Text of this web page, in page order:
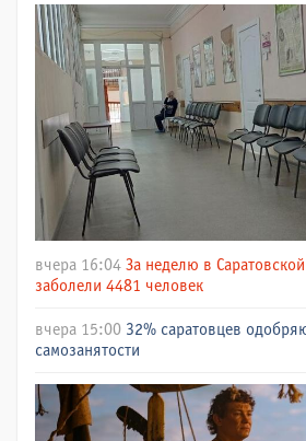
вчера 16:04 За неделю в
заболели 4481 человек
вчера 15:00 32% саратовцев
самозанятости